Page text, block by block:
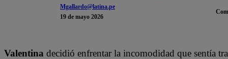
Mgallardo@latina.pe
19 de mayo 2026
Valentina decidió enfrentar la incomodidad que sentía